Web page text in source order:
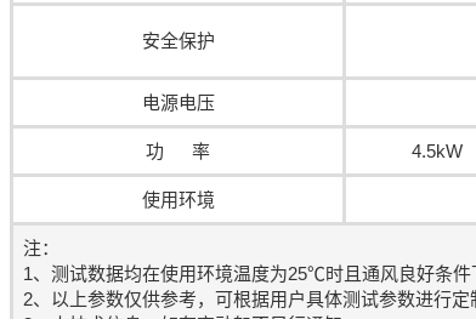
安全保护
电源电压
功 率 4.5kW
使用环境
注：
1、测试数据均在使用环境温度为25℃时且通风良好条件
2、以上参数仅供参考，可根据用户具体测试参数进行定